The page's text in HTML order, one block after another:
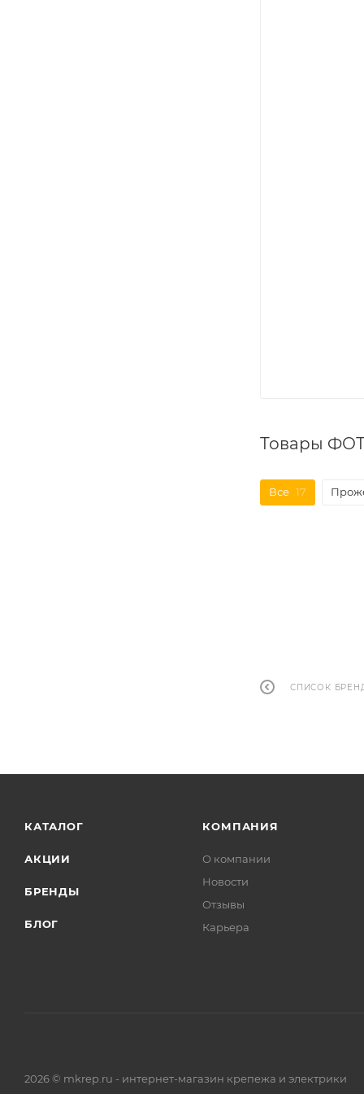
Товары
Все 17
СПИСОК
КАТАЛОГ
АКЦИИ
БРЕНДЫ
БЛОГ
КОМПАНИЯ
О компании
Новости
Отзывы
Карьера
2026 © mkrep.ru - интернет-магазин крепежа и электрики